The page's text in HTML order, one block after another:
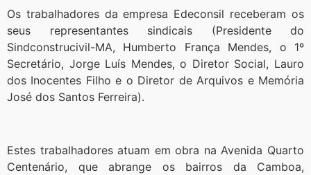
Os trabalhadores da empresa Edeconsil receberam os
seus representantes sindicais (Presidente do
Sindconstrucivil-MA, Humberto França Mendes, o 1º
Secretário, Jorge Luís Mendes, o Diretor Social, Lauro
dos Inocentes Filho e o Diretor de Arquivos e Memória
José dos Santos Ferreira).
Estes trabalhadores atuam em obra na Avenida Quarto
Centenário, que abrange os bairros da Camboa,